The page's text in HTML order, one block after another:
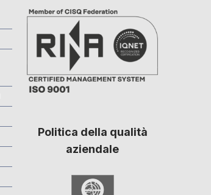
Politica della qualità
aziendale